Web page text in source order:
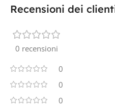
Recensioni dei
0 recensioni
0
0
0